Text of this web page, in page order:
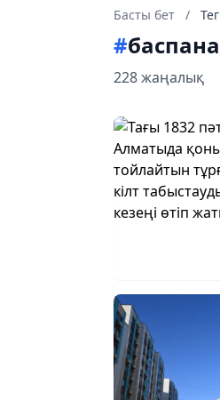
Басты бет / Тег
#баспана
228 жаңалық